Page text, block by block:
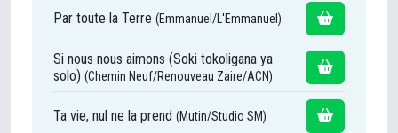
Par toute la Terre (Emmanuel/L'Emmanuel)
Si nous nous aimons (Soki tokoligana ya
solo) (Chemin Neuf/Renouveau Zaire/ACN)
Ta vie, nul ne la prend (Mutin/Studio SM)